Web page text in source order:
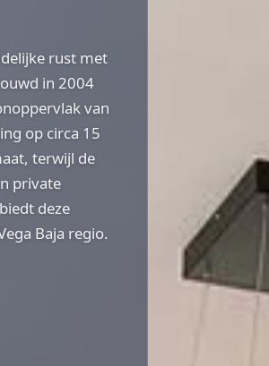
rust met
in 2004
van
op circa 15
terwijl de
private
deze
Baja regio.